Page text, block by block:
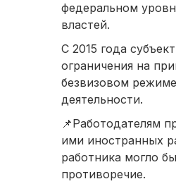
федеральном
властей.
С 2015 года
ограничения на
безвизовом
деятельности.
📌Работодателям
ими иностранных
работника могло
противоречие.